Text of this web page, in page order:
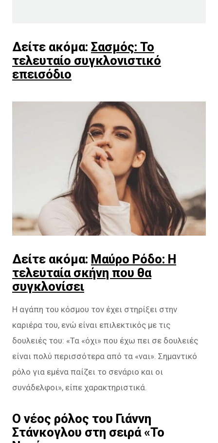
Δείτε ακόμα: Σασμός: Το
τελευταίο συγκλονιστικό
επεισόδιο
Δείτε ακόμα: Μαύρο Ρόδο: Η
τελευταία σκήνη που θα
συγκλονίσει
Η αγάπη του κόσμου τον έχει στηρίξει στην
καριέρα του, ενώ είναι επιλεκτικός με τις
δουλειές του: «Τα «όχι» που έχω πει σε δουλειές
είναι πολύ περισσότερα από τα «ναι». Σημαντικό
ρόλο για εμένα παίζει το σενάριο και οι
συνάδελφοι», είπε χαρακτηριστικά.
Ο νέος ρόλος του Γιάννη
Στάνκογλου στη σειρά «Το